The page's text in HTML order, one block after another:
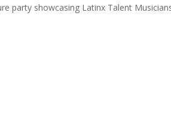
party showcasing Latinx Talent